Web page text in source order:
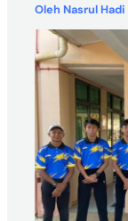
Oleh Nasrul Hadi